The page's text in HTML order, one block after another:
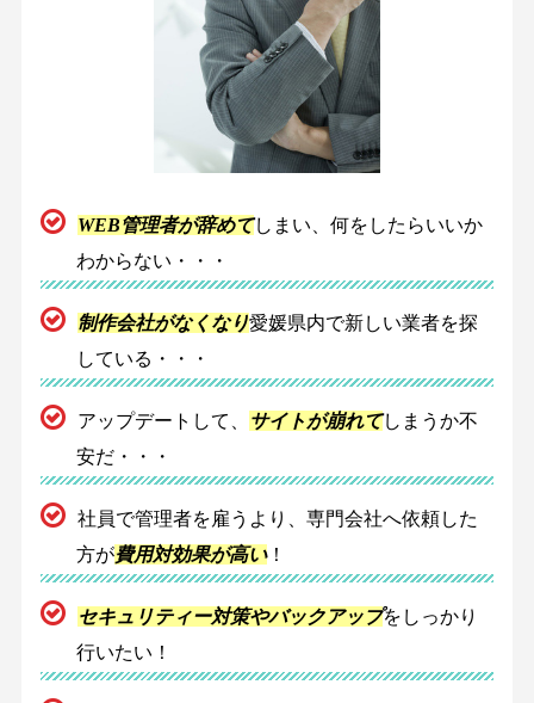
WEB管理者が辞めてしまい、何をしたらいいか
わからない・・・
制作会社がなくなり愛媛県内で新しい業者を探
している・・・
アップデートして、 サイトが崩れてしまうか不
安だ・・・
社員で管理者を雇うより、専門会社へ依頼した
方が費用対効果が高い！
セキュリティー対策やバックアップをしっかり
行いたい！